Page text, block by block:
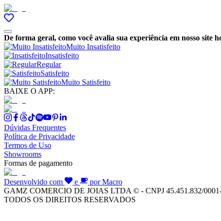
De forma geral, como você avalia sua experiência em nosso site
Muito Insatisfeito
Insatisfeito
Regular
Satisfeito
Muito Satisfeito
BAIXE O APP:
Dúvidas Frequentes
Política de Privacidade
Termos de Uso
Showrooms
Formas de pagamento
Desenvolvido com e
por Macro
GAMZ COMERCIO DE JOIAS LTDA © - CNPJ 45.451.832/
TODOS OS DIREITOS RESERVADOS